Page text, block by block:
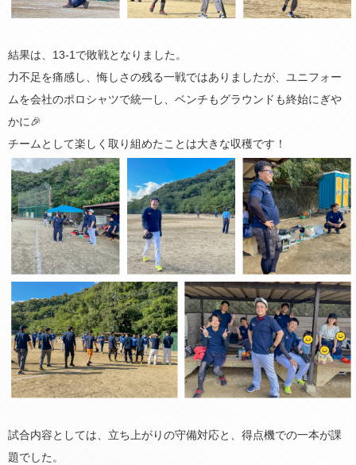
結果は、13-1で敗戦となりました。
力不足を痛感し、悔しさの残る一戦ではありましたが、ユニフォー
ムを会社のポロシャツで統一し、ベンチもグラウンドも終始にぎや
かに🎉
チームとして楽しく取り組めたことは大きな収穫です！
試合内容としては、立ち上がりの守備対応と、得点機での一本が課
題でした。